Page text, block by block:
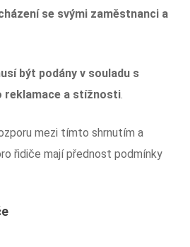
se svými zaměstnanci a
být podány v souladu s
reklamace a stížnosti.
mezi tímto shrnutím a
řidiče mají přednost podmínky